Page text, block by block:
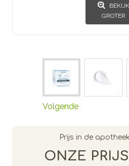
BEKIJK
GROTER
Volgende
Prijs in de
ONZE